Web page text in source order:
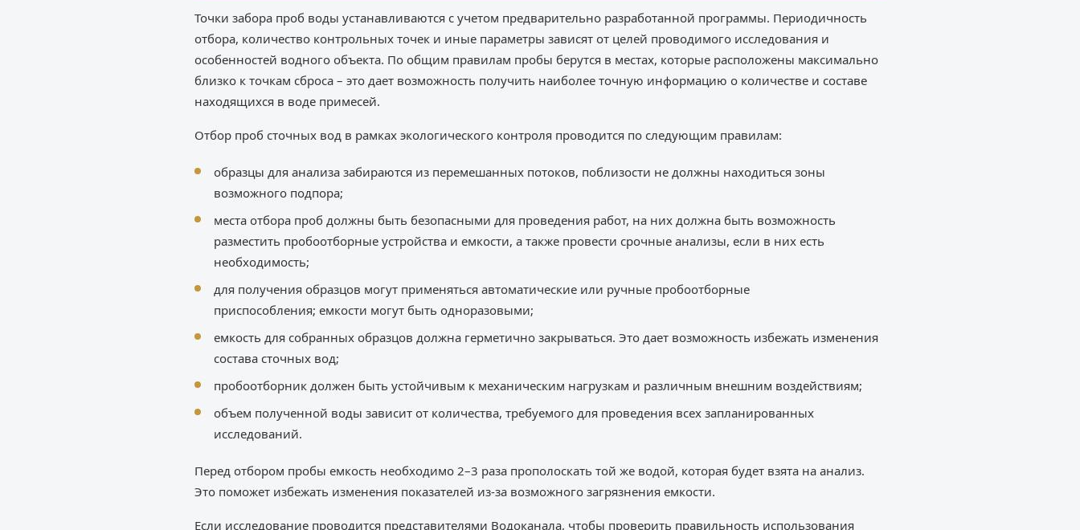
Точки забора проб воды устанавливаются с учетом предварительно разработанной программы. Периодичность
отбора, количество контрольных точек и иные параметры зависят от целей проводимого исследования и
особенностей водного объекта. По общим правилам пробы берутся в местах, которые расположены максимально
близко к точкам сброса – это дает возможность получить наиболее точную информацию о количестве и составе
находящихся в воде примесей.
Отбор проб сточных вод в рамках экологического контроля проводится по следующим правилам:
образцы для анализа забираются из перемешанных потоков, поблизости не должны находиться зоны
возможного подпора;
места отбора проб должны быть безопасными для проведения работ, на них должна быть возможность
разместить пробоотборные устройства и емкости, а также провести срочные анализы, если в них есть
необходимость;
для получения образцов могут применяться автоматические или ручные пробоотборные
приспособления; емкости могут быть одноразовыми;
емкость для собранных образцов должна герметично закрываться. Это дает возможность избежать изменения
состава сточных вод;
пробоотборник должен быть устойчивым к механическим нагрузкам и различным внешним воздействиям;
объем полученной воды зависит от количества, требуемого для проведения всех запланированных
исследований.
Перед отбором пробы емкость необходимо 2–3 раза прополоскать той же водой, которая будет взята на анализ.
Это поможет избежать изменения показателей из-за возможного загрязнения емкости.
Если исследование проводится представителями Водоканала, чтобы проверить правильность использования